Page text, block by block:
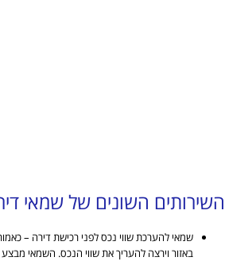
השירותים השונים של שמאי
שמאי להערכת שווי נכס לפני רכישת דירה –
באזור וירצה להעריך את שווי הנכס. השמאי